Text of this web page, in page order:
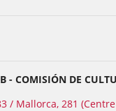
- COMISIÓN DE
/ Mallorca, 281